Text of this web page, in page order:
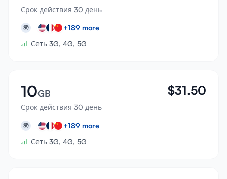
Срок действия 30 день
🌍 +189 more
Сеть 3G, 4G, 5G
10GB
Срок действия 30 день
$31.50
🌍 +189 more
Сеть 3G, 4G, 5G